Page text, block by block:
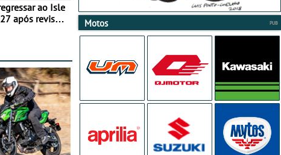
ao Isle
após revisão
Motos